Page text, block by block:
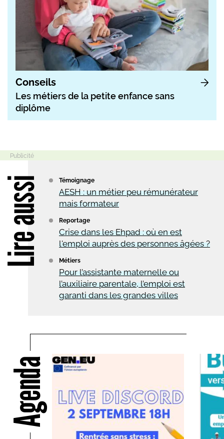
Conseils
Les métiers de la petite enfance sans
diplôme
Témoignage
AESH : un métier peu rémunérateur
mais formateur
Reportage
Crise dans les Ehpad : où en est
l'emploi auprès des personnes âgées ?
Métiers
Pour l’assistante maternelle ou
l’auxiliaire parentale, l’emploi est
garanti dans les grandes villes
Agenda